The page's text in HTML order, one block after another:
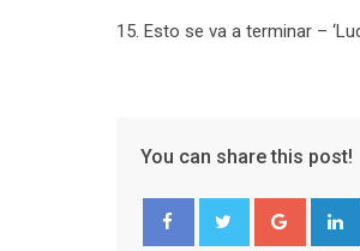
15. Esto se va a terminar –
You can share this post!
Google+